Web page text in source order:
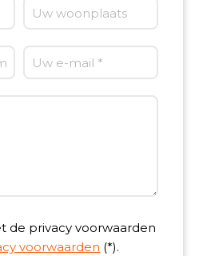
de privacy voorwaarden
voorwaarden (*).